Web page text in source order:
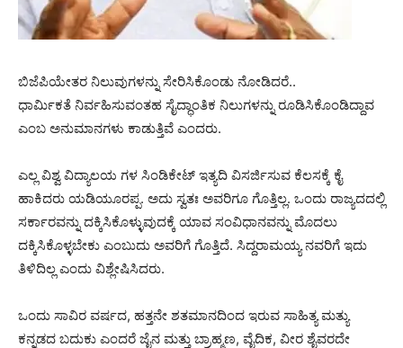
ಬಿಜೆಪಿಯೇತರ ನಿಲುವುಗಳನ್ನು ಸೇರಿಸಿಕೊಂಡು ನೋಡಿದರೆ..
ಧಾರ್ಮಿಕತೆ ನಿರ್ವಹಿಸುವಂತಹ ಸೈದ್ಧಾಂತಿಕ ನಿಲುಗಳನ್ನು ರೂಡಿಸಿಕೊಂಡಿದ್ದಾವ
ಎಂಬ ಅನುಮಾನಗಳು ಕಾಡುತ್ತಿವೆ ಎಂದರು.
ಎಲ್ಲ ವಿಶ್ವ ವಿದ್ಯಾಲಯ ಗಳ ಸಿಂಡಿಕೇಟ್ ಇತ್ಯದಿ ವಿಸರ್ಜಿಸುವ ಕೆಲಸಕ್ಕೆ ಕೈ
ಹಾಕಿದರು ಯಡಿಯೂರಪ್ಪ. ಅದು ಸ್ವತಃ ಅವರಿಗೂ ಗೊತ್ತಿಲ್ಲ. ಒಂದು ರಾಜ್ಯದದಲ್ಲಿ
ಸರ್ಕಾರವನ್ನು ದಕ್ಕಿಸಿಕೊಳ್ಳುವುದಕ್ಕೆ ಯಾವ ಸಂವಿಧಾನವನ್ನು ಮೊದಲು
ದಕ್ಕಿಸಿಕೊಳ್ಳಬೇಕು ಎಂಬುದು ಅವರಿಗೆ ಗೊತ್ತಿದೆ. ಸಿದ್ದರಾಮಯ್ಯ ನವರಿಗೆ ಇದು
ತಿಳಿದಿಲ್ಲ ಎಂದು ವಿಶ್ಲೇಷಿಸಿದರು.
ಒಂದು ಸಾವಿರ ವರ್ಷದ, ಹತ್ತನೇ ಶತಮಾನದಿಂದ ಇರುವ ಸಾಹಿತ್ಯ ಮತ್ಯು
ಕನ್ನಡದ ಬದುಕು‌ ಎಂದರೆ ಜೈನ ಮತ್ತು ಬ್ರಾಹ್ಮಣ, ವೈದಿಕ, ವೀರ ಶೈವರದೇ